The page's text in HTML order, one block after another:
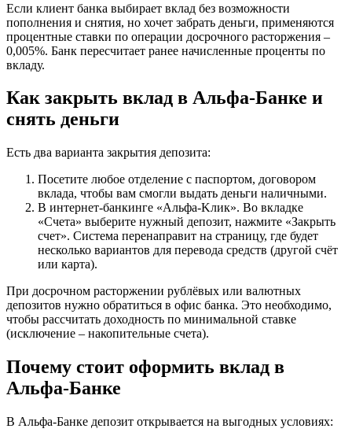
Если клиент банка выбирает вклад без возможности
пополнения и снятия, но хочет забрать деньги, применяются
процентные ставки по операции досрочного расторжения –
0,005%. Банк пересчитает ранее начисленные проценты по
вкладу.
Как закрыть вклад в Альфа-Банке и
снять деньги
Есть два варианта закрытия депозита:
Посетите любое отделение с паспортом, договором
вклада, чтобы вам смогли выдать деньги наличными.
В интернет-банкинге «Aльфa-Kлик». Во вкладке
«Счета» выберите нужный депозит, нажмите «Закрыть
счет». Система перенаправит на страницу, где будет
несколько вариантов для перевода средств (другой счёт
или карта).
При досрочном расторжении рублёвых или валютных
депозитов нужно обратиться в офис банка. Это необходимо,
чтобы рассчитать доходность по минимальной ставке
(исключение – накопительные счета).
Почему стоит оформить вклад в
Альфа-Банке
В Альфа-Банке депозит открывается на выгодных условиях: